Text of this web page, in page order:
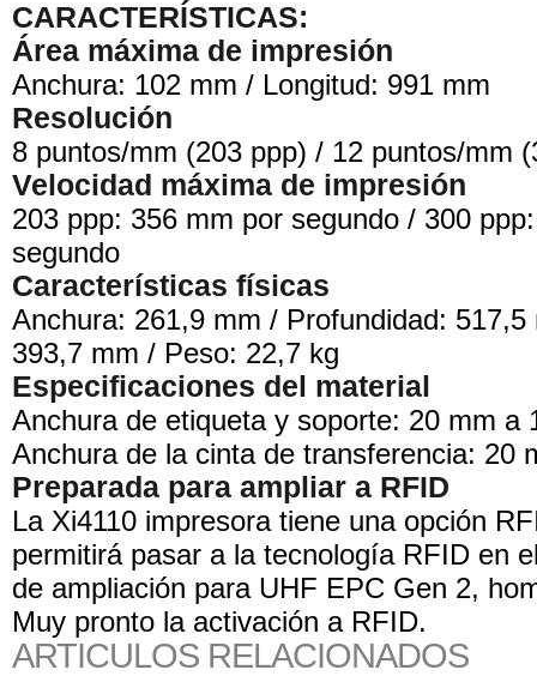
CARACTERÍSTICAS:
Área máxima de impresión
Anchura: 102 mm / Longitud: 991 mm
Resolución
8 puntos/mm (203 ppp) / 12 puntos/mm
Velocidad máxima de impresión
203 ppp: 356 mm por segundo / 300
segundo
Características físicas
Anchura: 261,9 mm / Profundidad: 517,5
393,7 mm / Peso: 22,7 kg
Especificaciones del material
Anchura de etiqueta y soporte: 20 mm a
Anchura de la cinta de transferencia: 20
Preparada para ampliar a RFID
La Xi4110 impresora tiene una opción
permitirá pasar a la tecnología RFID en
de ampliación para UHF EPC Gen 2,
Muy pronto la activación a RFID.
ARTICULOS RELACIONADOS